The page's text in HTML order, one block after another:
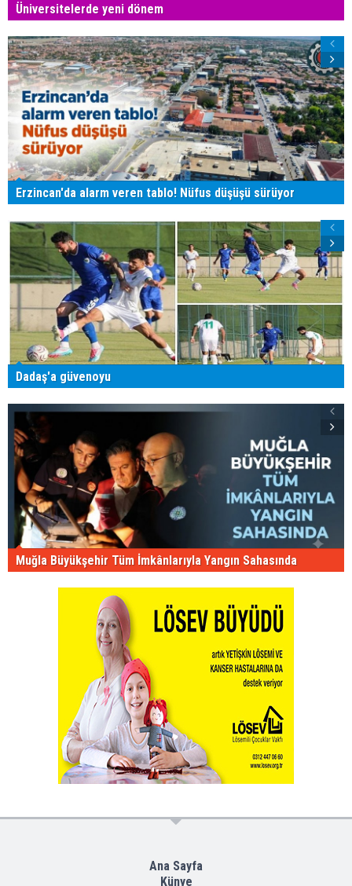
Üniversitelerde yeni dönem
Erzincan'da alarm veren tablo! Nüfus düşüşü sürüyor
Dadaş'a güvenoyu
Muğla Büyükşehir Tüm İmkânlarıyla Yangın Sahasında
Ana Sayfa
Künye